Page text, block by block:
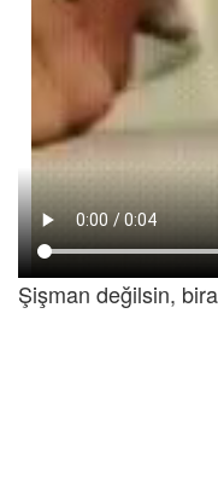
Şişman değilsin,